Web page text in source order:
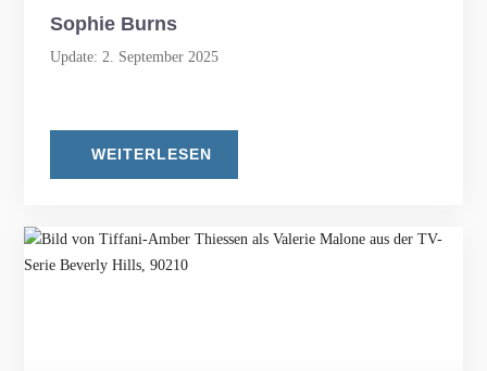
Sophie Burns
Update: 2. September 2025
WEITERLESEN